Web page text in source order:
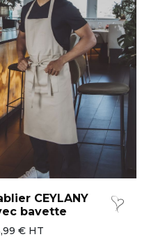
CEYLANY
bavette
€ HT